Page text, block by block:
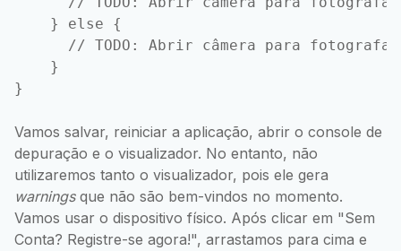
    } else {
// TODO: Abrir câmera para
    }
Vamos salvar, reiniciar a aplicação, abrir o console de
depuração e o visualizador. No entanto, não
utilizaremos tanto o visualizador, pois ele gera
warningsque não são bem-vindos no momento.
Vamos usar o dispositivo físico. Após clicar em "Sem
Conta? Registre-se agora!", arrastamos para cima e